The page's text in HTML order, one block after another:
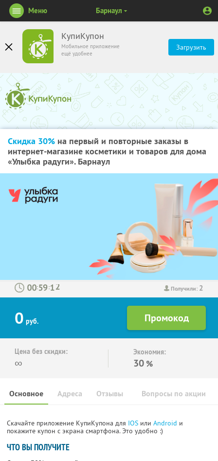
КупиКупон
Мобильное приложение
ещё удобнее
Загрузить
Меню Барнаул
Скидка 30% на первый и повторные заказы в
интернет-магазине косметики и товаров для дома
«Улыбка радуги». Барнаул
Получили: 2
: :
0 руб.
Цена без скидки:
∞
Экономия:
30 %
Основное Отзывы Вопросы по акции
Адреса
Скачайте приложение КупиКупона для IOS или Android и
покажите купон с экрана смартфона. Это удобно :)
ЧТО ВЫ ПОЛУЧИТЕ